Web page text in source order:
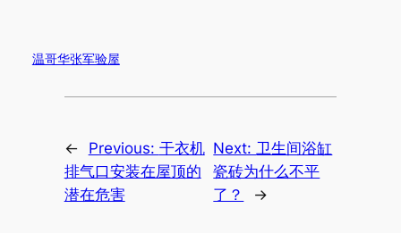
温哥华张军验屋
← Previous: 干衣机
排气口安装在屋顶的
潜在危害
Next:卫生间浴缸
瓷砖为什么不平
了？
→